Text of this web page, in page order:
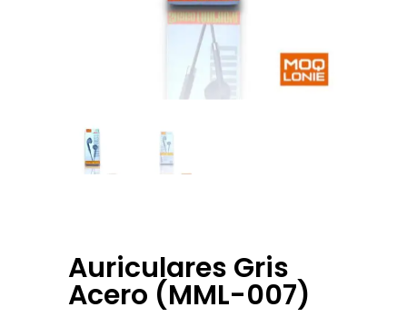
Auriculares Gris
Acero (MML-007)